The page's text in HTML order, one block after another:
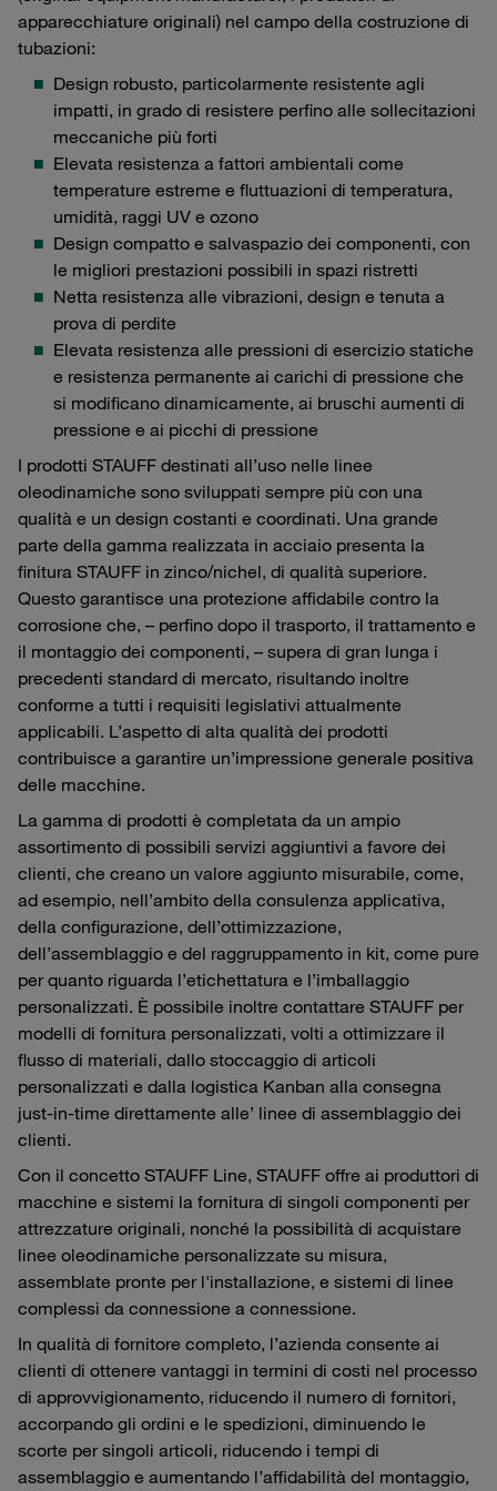
apparecchiature originali) nel campo della costruzione di
tubazioni:
Design robusto, particolarmente resistente agli
impatti, in grado di resistere perfino alle sollecitazioni
meccaniche più forti
Elevata resistenza a fattori ambientali come
temperature estreme e fluttuazioni di temperatura,
umidità, raggi UV e ozono
Design compatto e salvaspazio dei componenti, con
le migliori prestazioni possibili in spazi ristretti
Netta resistenza alle vibrazioni, design e tenuta a
prova di perdite
Elevata resistenza alle pressioni di esercizio statiche
e resistenza permanente ai carichi di pressione che
si modificano dinamicamente, ai bruschi aumenti di
pressione e ai picchi di pressione
I prodotti STAUFF destinati all’uso nelle linee
oleodinamiche sono sviluppati sempre più con una
qualità e un design costanti e coordinati. Una grande
parte della gamma realizzata in acciaio presenta la
finitura STAUFF in zinco/nichel, di qualità superiore.
Questo garantisce una protezione affidabile contro la
corrosione che, – perfino dopo il trasporto, il trattamento e
il montaggio dei componenti, – supera di gran lunga i
precedenti standard di mercato, risultando inoltre
conforme a tutti i requisiti legislativi attualmente
applicabili. L’aspetto di alta qualità dei prodotti
contribuisce a garantire un’impressione generale positiva
delle macchine.
La gamma di prodotti è completata da un ampio
assortimento di possibili servizi aggiuntivi a favore dei
clienti, che creano un valore aggiunto misurabile, come,
ad esempio, nell’ambito della consulenza applicativa,
della configurazione, dell’ottimizzazione,
dell’assemblaggio e del raggruppamento in kit, come pure
per quanto riguarda l’etichettatura e l’imballaggio
personalizzati. È possibile inoltre contattare STAUFF per
modelli di fornitura personalizzati, volti a ottimizzare il
flusso di materiali, dallo stoccaggio di articoli
personalizzati e dalla logistica Kanban alla consegna
just-in-time direttamente alle’ linee di assemblaggio dei
clienti.
Con il concetto STAUFF Line, STAUFF offre ai produttori di
macchine e sistemi la fornitura di singoli componenti per
attrezzature originali, nonché la possibilità di acquistare
linee oleodinamiche personalizzate su misura,
assemblate pronte per l'installazione, e sistemi di linee
complessi da connessione a connessione.
In qualità di fornitore completo, l’azienda consente ai
clienti di ottenere vantaggi in termini di costi nel processo
di approvvigionamento, riducendo il numero di fornitori,
accorpando gli ordini e le spedizioni, diminuendo le
scorte per singoli articoli, riducendo i tempi di
assemblaggio e aumentando l’affidabilità del montaggio,